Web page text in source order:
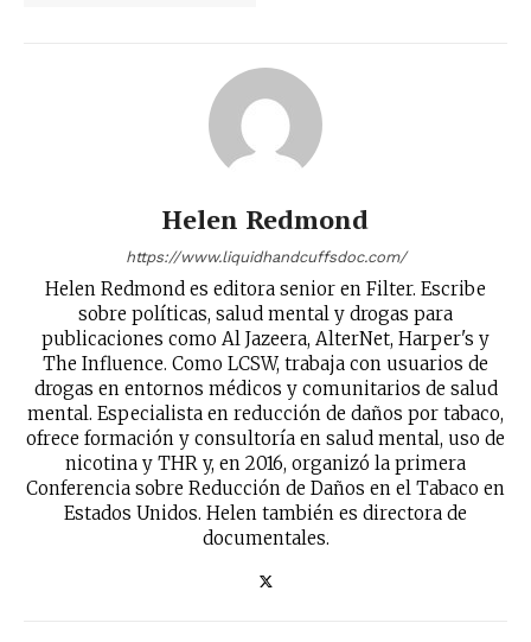
No te pierdas de las
últimas noticias
recibe todas las noticias del vapeo y la
reducción de daños en tu correo
electrónico.
Subscribe to our daily clipping and
receive all the news of vaping and
tobacco harm reduction in your email.
SUBSCRIBIRSE
Helen Redmond
https://www.liquidhandcuffsdoc.com/
Helen Redmond es editora senior en Filter. Escribe
sobre políticas, salud mental y drogas para
publicaciones como Al Jazeera, AlterNet, Harper's y
The Influence. Como LCSW, trabaja con usuarios de
drogas en entornos médicos y comunitarios de salud
mental. Especialista en reducción de daños por tabaco,
ofrece formación y consultoría en salud mental, uso de
nicotina y THR y, en 2016, organizó la primera
Conferencia sobre Reducción de Daños en el Tabaco en
Estados Unidos. Helen también es directora de
documentales.